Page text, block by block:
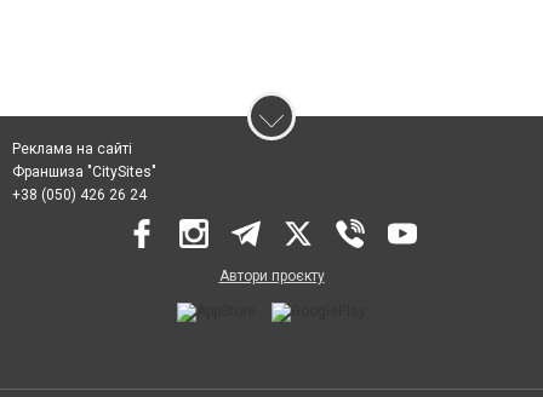
Реклама на сайті
Франшиза "CitySites"
+38 (050) 426 26 24
Автори проєкту